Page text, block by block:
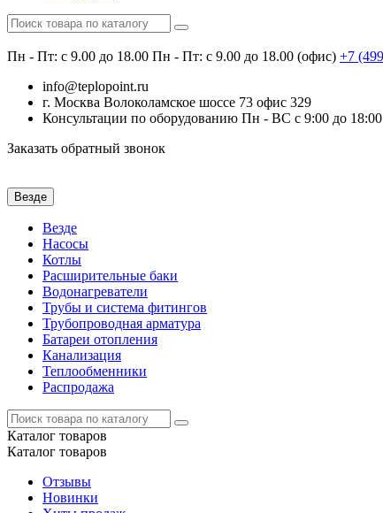
Пн - Пт: с 9.00 до 18.00 Пн - Пт: с 9.00 до 18.00 (офис) +7
info@teplopoint.ru
г. Москва Волоколамское шоссе 73 офис 329
Консультации по оборудованию Пн - ВС с 9:00 до 18:00
Заказать обратный звонок
Везде
Везде
Насосы
Котлы
Расширительные баки
Водонагреватели
Трубы и система фитингов
Трубопроводная арматура
Батареи отопления
Канализация
Теплообменники
Распродажа
Каталог товаров
Каталог товаров
Отзывы
Новинки